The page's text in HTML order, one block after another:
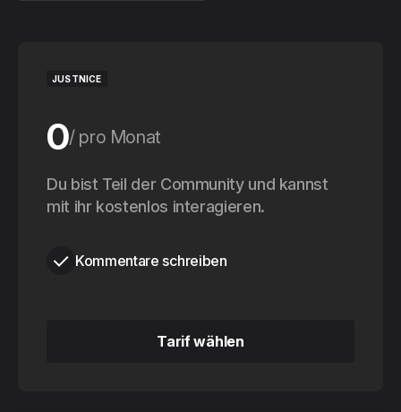
JUSTNICE
0 pro Monat
0 pro Jahr
Du bist Teil der Community und kannst
mit ihr kostenlos interagieren.
Kommentare schreiben
Tarif wählen